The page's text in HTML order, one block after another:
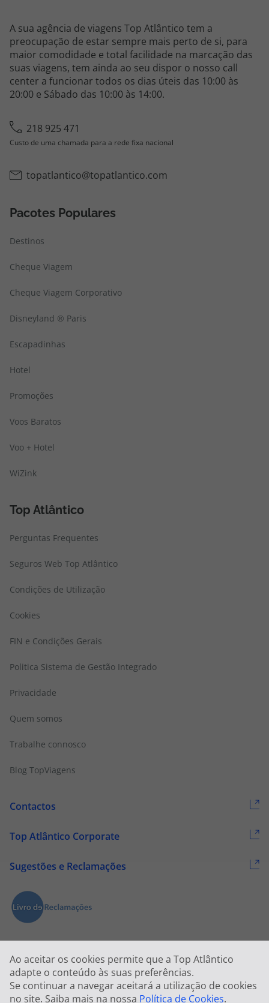
Ao aceitar os cookies permite que a Top Atlântico
adapte o conteúdo às suas preferências.
Se continuar a navegar aceitará a utilização de cookies
no site. Saiba mais na nossa Política de Cookies.
A sua agência de viagens Top Atlântico tem a
preocupação de estar sempre mais perto de si, para
maior comodidade e total facilidade na marcação das
suas viagens, tem ainda ao seu dispor o nosso call
center a funcionar todos os dias úteis das 10:00 às
20:00 e Sábado das 10:00 às 14:00.
218 925 471
Custo de uma chamada para a rede fixa nacional
topatlantico@topatlantico.com
Pacotes Populares
Destinos
Cheque Viagem
Cheque Viagem Corporativo
Disneyland ® Paris
Escapadinhas
Hotel
Promoções
Voos Baratos
Voo + Hotel
WiZink
Top Atlântico
Perguntas Frequentes
Seguros Web Top Atlântico
Condições de Utilização
Cookies
FIN e Condições Gerais
Politica Sistema de Gestão Integrado
Privacidade
Quem somos
Trabalhe connosco
Blog TopViagens
Contactos
Top Atlântico Corporate
Sugestões e Reclamações
2026 © Todos os direitos reservados:Top Atlântico, Viagens e Turismo